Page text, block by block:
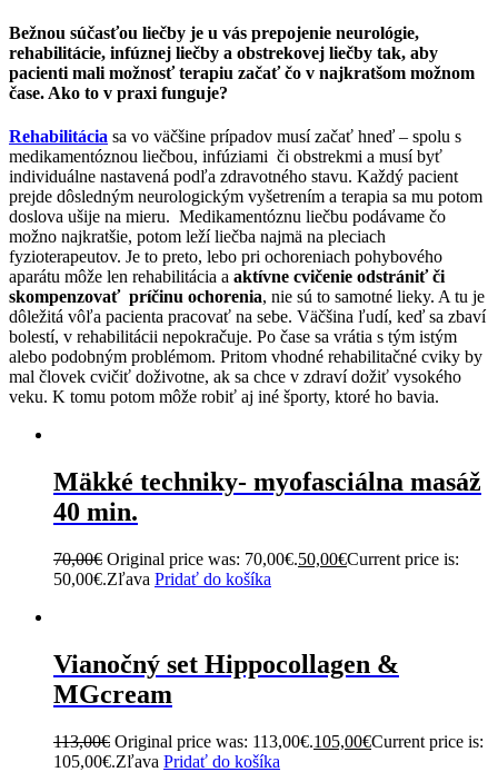
Bežnou súčasťou liečby je u vás prepojenie neurológie,
rehabilitácie, infúznej liečby a obstrekovej liečby tak, aby
pacienti mali možnosť terapiu začať čo v najkratšom možnom
čase. Ako to v praxi funguje?
Rehabilitácia sa vo väčšine prípadov musí začať hneď – spolu s
medikamentóznou liečbou, infúziami či obstrekmi a musí byť
individuálne nastavená podľa zdravotného stavu. Každý pacient
prejde dôsledným neurologickým vyšetrením a terapia sa mu potom
doslova ušije na mieru. Medikamentóznu liečbu podávame čo
možno najkratšie, potom leží liečba najmä na pleciach
fyzioterapeutov. Je to preto, lebo pri ochoreniach pohybového
aparátu môže len rehabilitácia a aktívne cvičenie odstrániť či
skompenzovať príčinu ochorenia, nie sú to samotné lieky. A tu je
dôležitá vôľa pacienta pracovať na sebe. Väčšina ľudí, keď sa zbaví
bolestí, v rehabilitácii nepokračuje. Po čase sa vrátia s tým istým
alebo podobným problémom. Pritom vhodné rehabilitačné cviky by
mal človek cvičiť doživotne, ak sa chce v zdraví dožiť vysokého
veku. K tomu potom môže robiť aj iné športy, ktoré ho bavia.
Mäkké techniky- myofasciálna masáž
40 min.
70,00€ Original price was: 70,00€.50,00€Current price is:
50,00€.Zľava Pridať do košíka
Vianočný set Hippocollagen &
MGcream
113,00€ Original price was: 113,00€.105,00€Current price is:
105,00€.Zľava Pridať do košíka